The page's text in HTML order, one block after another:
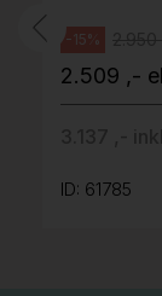
-15%
2.509 ,-
ID: 61785